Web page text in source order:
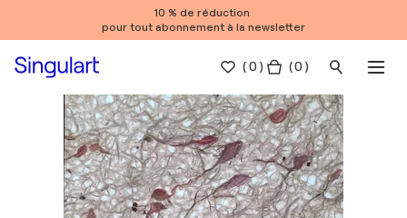
10 % de réduction
pour tout abonnement à la newsletter
(0 ) ( 0 )